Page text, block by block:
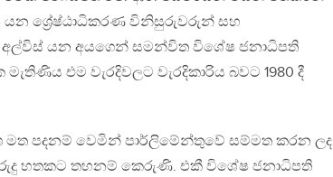
යන ශ්‍රේෂ්ඨාධිකරණ විනිසුරුවරුන් සහ
යන අයගෙන් සමන්විත විශේෂ ජනාධිපති
එම වැරදිවලට වැරදිකාරිය බවට 1980 දී
පදනම් වෙමින් පාර්ලිමේන්තුවේ සම්මත කරන ලද
හතකට තහනම් කෙරුණි. එකී විශේෂ ජනාධිපති